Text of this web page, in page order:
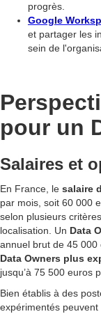
progrès.
Google
et partager les
sein de
pour un
Salaires et
En France, le salaire
par mois, soit 60 000
selon plusieurs
localisation. Un Data
annuel brut de 45
Data Owners plus
jusqu’à 75 500 euros
Bien établis à des
expérimentés